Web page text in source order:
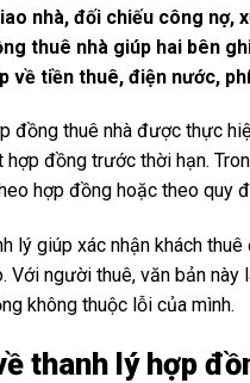
nhà, đối chiếu công nợ,
thuê nhà giúp hai bên
về tiền thuê, điện nước,
đồng thuê nhà được thực
hợp đồng trước thời hạn.
hợp đồng hoặc theo quy
lý giúp xác nhận khách
Với người thuê, văn bản
không thuộc lỗi của mình.
thanh lý hợp